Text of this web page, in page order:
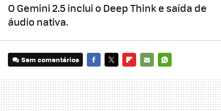
O Gemini 2.5 inclui o Deep Think e saída de
áudio nativa.
Sem comentários
MAIL